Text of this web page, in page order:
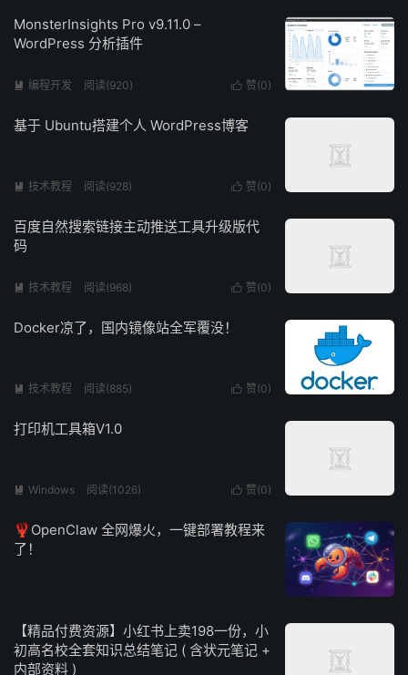
MonsterInsights Pro v9.11.0 –
WordPress 分析插件
 赞(0)
 编程开发 阅读(920)
基于 Ubuntu搭建个人 WordPress博客
 赞(0)
 技术教程 阅读(928)
百度自然搜索链接主动推送工具升级版代
码
 赞(0)
 技术教程 阅读(968)
Docker凉了，国内镜像站全军覆没！
 赞(0)
 技术教程 阅读(885)
打印机工具箱V1.0
 赞(0)
 Windows 阅读(1026)
🦞OpenClaw 全网爆火，一键部署教程来
了！
【精品付费资源】小红书上卖198一份，小
初高名校全套知识总结笔记 ( 含状元笔记 +
内部资料 )